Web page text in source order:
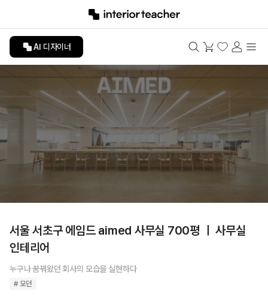
AI 디자이너
서울 서초구 에임드 aimed 사무실 700평 ㅣ 사무실
인테리어
누구나 꿈꿔왔던 회사의 모습을 실현하다
# 모던